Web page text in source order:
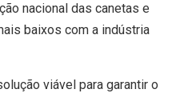
nacional das canetas e
baixos com a indústria
viável para garantir o